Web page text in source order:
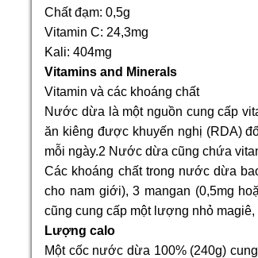
Chất đạm: 0,5g
Vitamin C: 24,3mg
Kali: 404mg
Vitamins and Minerals
Vitamin và các khoáng chất
Nước dừa là một nguồn cung cấp
ăn kiêng được khuyến nghị (RDA)
mỗi ngày.2 Nước dừa cũng chứa
Các khoáng chất trong nước dừa
cho nam giới), 3 mangan (0,5mg
cũng cung cấp một lượng nhỏ
Lượng calo
Một cốc nước dừa 100% (240g)